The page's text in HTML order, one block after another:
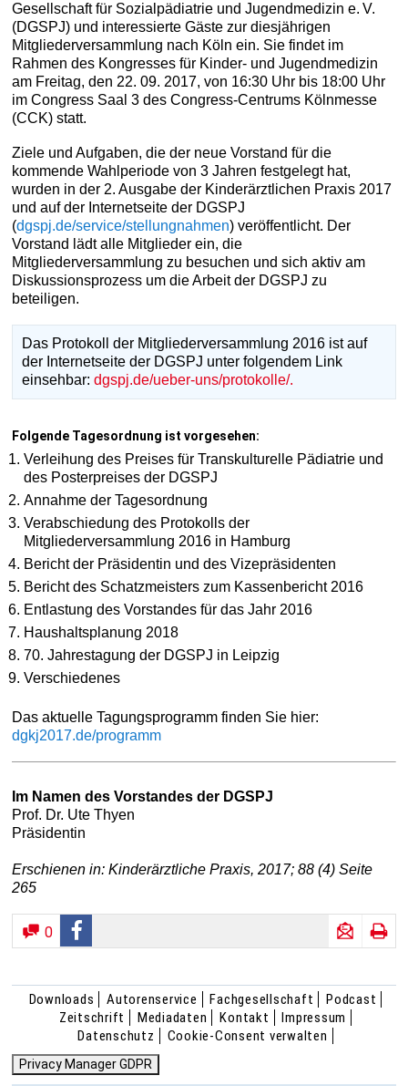
Gesellschaft für Sozialpädiatrie und Jugendmedizin e. V.
(DGSPJ) und interessierte Gäste zur diesjährigen
Mitgliederversammlung nach Köln ein. Sie findet im
Rahmen des Kongresses für Kinder- und Jugendmedizin
am Freitag, den 22. 09. 2017, von 16:30 Uhr bis 18:00 Uhr
im Congress Saal 3 des Congress-Centrums Kölnmesse
(CCK) statt.
Ziele und Aufgaben, die der neue Vorstand für die
kommende Wahlperiode von 3 Jahren festgelegt hat,
wurden in der 2. Ausgabe der Kinderärztlichen Praxis 2017
und auf der Internetseite der DGSPJ
(dgspj.de/service/stellungnahmen) veröffentlicht. Der
Vorstand lädt alle Mitglieder ein, die
Mitgliederversammlung zu besuchen und sich aktiv am
Diskussionsprozess um die Arbeit der DGSPJ zu
beteiligen.
Das Protokoll der Mitgliederversammlung 2016 ist auf
der Internetseite der DGSPJ unter folgendem Link
einsehbar:dgspj.de/ueber-uns/protokolle/.
Folgende Tagesordnung ist vorgesehen:
Verleihung des Preises für Transkulturelle Pädiatrie und
des Posterpreises der DGSPJ
Annahme der Tagesordnung
Verabschiedung des Protokolls der
Mitgliederversammlung 2016 in Hamburg
Bericht der Präsidentin und des Vizepräsidenten
Bericht des Schatzmeisters zum Kassenbericht 2016
Entlastung des Vorstandes für das Jahr 2016
Haushaltsplanung 2018
70. Jahrestagung der DGSPJ in Leipzig
Verschiedenes
Das aktuelle Tagungsprogramm finden Sie hier:
dgkj2017.de/programm
Im Namen des Vorstandes der DGSPJ
Prof. Dr. Ute Thyen
Präsidentin
Erschienen in: Kinderärztliche Praxis, 2017; 88 (4) Seite
265
0
Downloads Autorenservice Fachgesellschaft
Podcast
Zeitschrift
Mediadaten Kontakt
Impressum
Datenschutz
Cookie-Consent verwalten
Privacy Manager GDPR